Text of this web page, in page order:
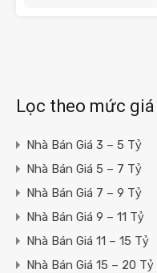
Lọc theo mức giá
Nhà Bán Giá 3 – 5 Tỷ
Nhà Bán Giá 5 – 7 Tỷ
Nhà Bán Giá 7 – 9 Tỷ
Nhà Bán Giá 9 – 11 Tỷ
Nhà Bán Giá 11 – 15 Tỷ
Nhà Bán Giá 15 – 20 Tỷ